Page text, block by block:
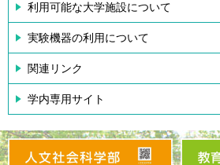
利用可能な大学施設について
実験機器の利用について
関連リンク
学内専用サイト